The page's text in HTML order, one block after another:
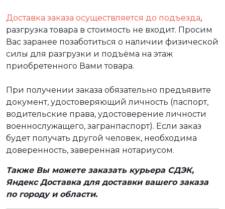
Доставка заказа осуществляется до подъезда,
разгрузка товара в стоимость не входит. Просим
Вас заранее позаботиться о наличии физической
силы для разгрузки и подъёма на этаж
приобретенного Вами товара.
При получении заказа обязательно предъявите
документ, удостоверяющий личность (паспорт,
водительские права, удостоверение личности
военнослужащего, загранпаспорт). Если заказ
будет получать другой человек, необходима
доверенность, заверенная нотариусом.
Также Вы можете заказать курьера СДЭК,
Яндекс Доставка для доставки вашего заказа
по городу и области.